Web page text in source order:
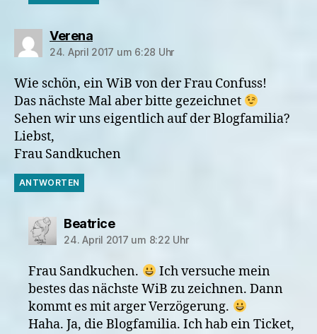
Verenasagt:
24. April 2017 um 6:28 Uhr
Wie schön, ein WiB von der Frau Confuss!
Das nächste Mal aber bitte gezeichnet
Sehen wir uns eigentlich auf der Blogfamilia?
Liebst,
Frau Sandkuchen
ANTWORTEN
Beatricesagt:
24. April 2017 um 8:22 Uhr
Frau Sandkuchen.
Ich versuche mein
bestes das nächste WiB zu zeichnen. Dann
kommt es mit arger Verzögerung.
Haha. Ja, die Blogfamilia. Ich hab ein Ticket,